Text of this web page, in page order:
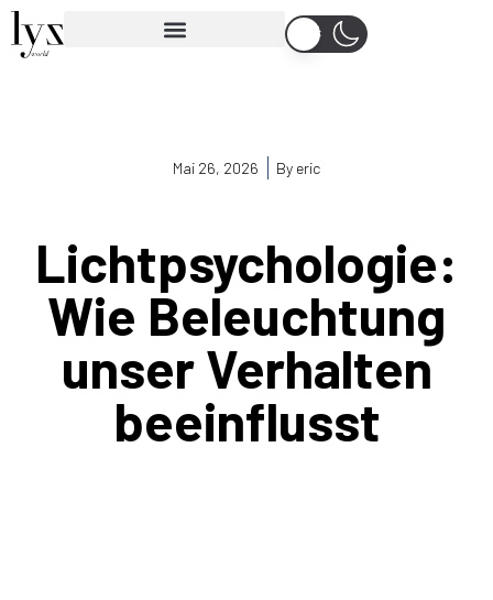
Mai 26, 2026 By eric
Lichtpsychologie:
Wie Beleuchtung
unser Verhalten
beeinflusst